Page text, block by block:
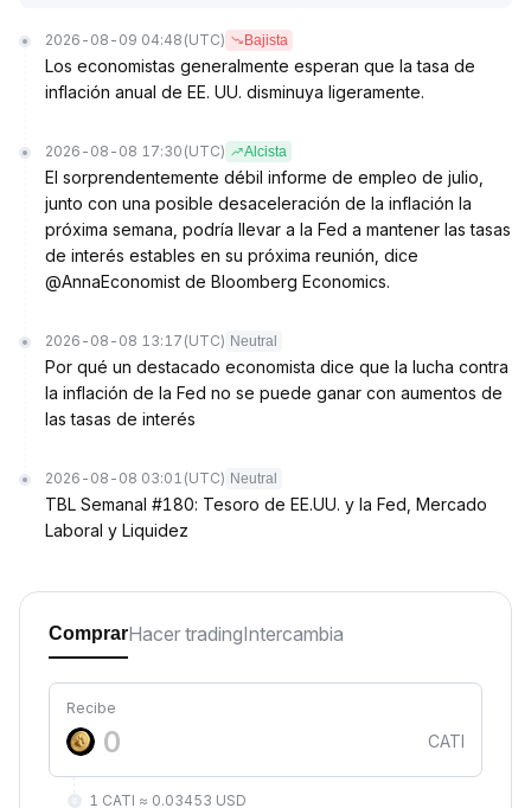
2026-08-09 04:48 (UTC) Bajista
Los economistas generalmente esperan que la tasa de
inflación anual de EE. UU. disminuya ligeramente.
2026-08-08 17:30 (UTC) Alcista
El sorprendentemente débil informe de empleo de julio,
junto con una posible desaceleración de la inflación la
próxima semana, podría llevar a la Fed a mantener las tasas
de interés estables en su próxima reunión, dice
@AnnaEconomist de Bloomberg Economics.
2026-08-08 13:17 (UTC) Neutral
Por qué un destacado economista dice que la lucha contra
la inflación de la Fed no se puede ganar con aumentos de
las tasas de interés
2026-08-08 03:01 (UTC) Neutral
TBL Semanal #180: Tesoro de EE.UU. y la Fed, Mercado
Laboral y Liquidez
ComprarHacer tradingIntercambia
Recibe
CATI
1 CATI ≈ 0.03453 USD